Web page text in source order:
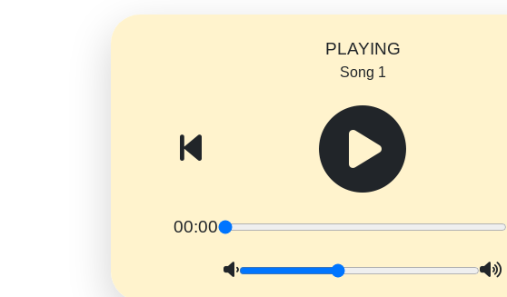
PLAYING
Song 1
00:00